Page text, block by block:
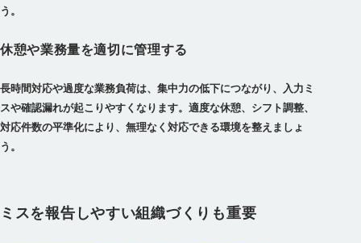
う。
休憩や業務量を適切に管理する
長時間対応や過度な業務負荷は、集中力の低下につながり、入力ミ
スや確認漏れが起こりやすくなります。適度な休憩、シフト調整、
対応件数の平準化により、無理なく対応できる環境を整えましょ
ミスを報告しやすい組織づくりも重要